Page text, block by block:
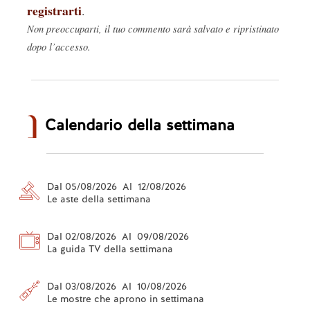
registrarti.
Non preoccuparti, il tuo commento sarà salvato e ripristinato
dopo l’accesso.
Calendario della settimana
Dal 05/08/2026 Al 12/08/2026
Le aste della settimana
Dal 02/08/2026 Al 09/08/2026
La guida TV della settimana
Dal 03/08/2026 Al 10/08/2026
Le mostre che aprono in settimana